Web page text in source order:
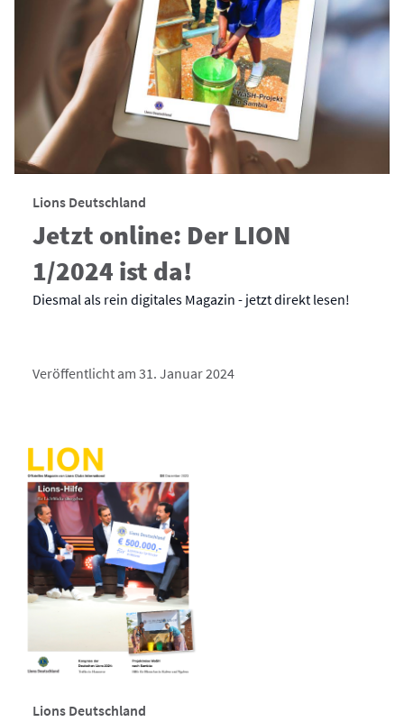
Lions Deutschland
Jetzt online: Der LION
1/2024 ist da!
Diesmal als rein digitales Magazin - jetzt direkt lesen!
Veröffentlicht am 31. Januar 2024
Lions Deutschland